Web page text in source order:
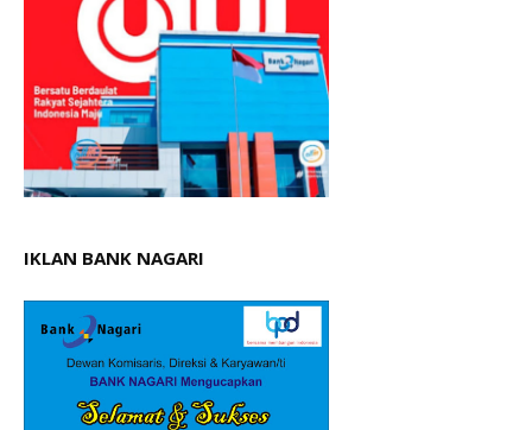
IKLAN BANK NAGARI